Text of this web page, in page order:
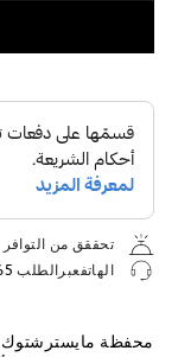
تحققق من التوافر
الهاتفعبرالطلب